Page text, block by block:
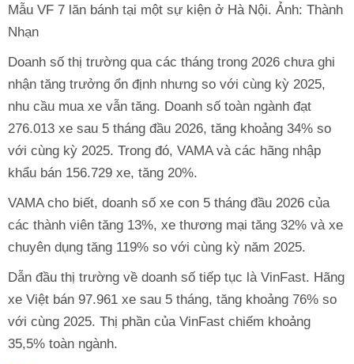
Mẫu VF 7 lăn bánh tại một sự kiện ở Hà Nội. Ảnh: Thành
Nhạn
Doanh số thị trường qua các tháng trong 2026 chưa ghi
nhận tăng trưởng ổn định nhưng so với cùng kỳ 2025,
nhu cầu mua xe vẫn tăng. Doanh số toàn ngành đạt
276.013 xe sau 5 tháng đầu 2026, tăng khoảng 34% so
với cùng kỳ 2025. Trong đó, VAMA và các hãng nhập
khẩu bán 156.729 xe, tăng 20%.
VAMA cho biết, doanh số xe con 5 tháng đầu 2026 của
các thành viên tăng 13%, xe thương mại tăng 32% và xe
chuyên dụng tăng 119% so với cùng kỳ năm 2025.
Dẫn đầu thị trường về doanh số tiếp tục là VinFast. Hãng
xe Việt bán 97.961 xe sau 5 tháng, tăng khoảng 76% so
với cùng 2025. Thị phần của VinFast chiếm khoảng
35,5% toàn ngành.